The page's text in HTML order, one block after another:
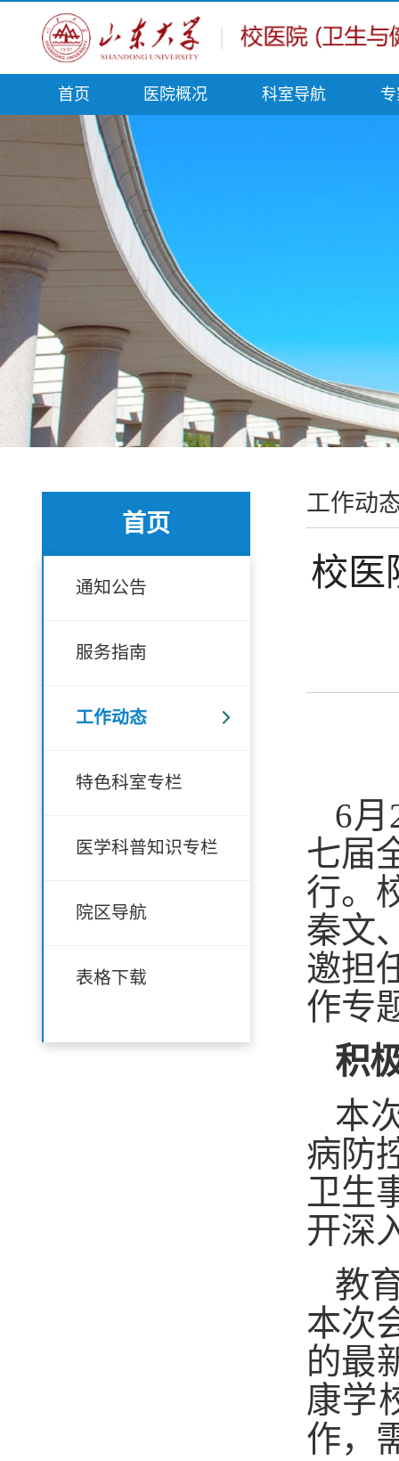
首页 医院概况 科室导航
首页
通知公告
服务指南
工作动态
特色科室专栏
医学科普知识专栏
院区导航
表格下载
工作动
校医
6
七届
行。
秦文
邀担
作专
积
本
病防
卫生
开深
教
本次
的最
康学
作，